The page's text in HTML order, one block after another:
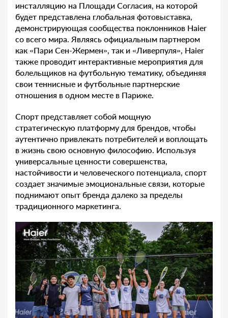
инсталляцию на Площади Согласия, на которой
будет представлена глобальная фотовыставка,
демонстрирующая сообщества поклонников Haier
со всего мира. Являясь официальным партнером
как «Пари Сен-Жермен», так и «Ливерпуля», Haier
также проводит интерактивные мероприятия для
болельщиков на футбольную тематику, объединяя
свои теннисные и футбольные партнерские
отношения в одном месте в Париже.
Спорт представляет собой мощную
стратегическую платформу для брендов, чтобы
аутентично привлекать потребителей и воплощать
в жизнь свою основную философию. Используя
универсальные ценности совершенства,
настойчивости и человеческого потенциала, спорт
создает значимые эмоциональные связи, которые
поднимают опыт бренда далеко за пределы
традиционного маркетинга.